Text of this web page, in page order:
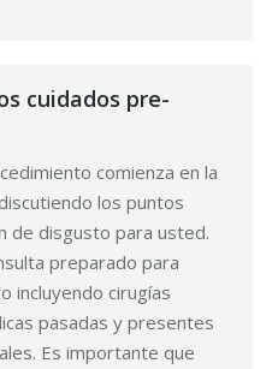
cuidados pre-
comienza en la
los puntos
de disgusto para usted.
preparado para
incluyendo cirugías
pasadas y presentes
Es importante que